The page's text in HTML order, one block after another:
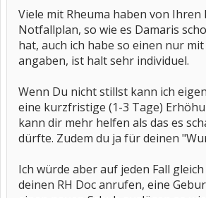
Viele mit Rheuma haben von Ihren
Notfallplan, so wie es Damaris
hat, auch ich habe so einen nur
angaben, ist halt sehr individuel.
Wenn Du nicht stillst kann ich
eine kurzfristige (1-3 Tage)
kann dir mehr helfen als das es
dürfte. Zudem du ja für deinen
Ich würde aber auf jeden Fall
deinen RH Doc anrufen, eine